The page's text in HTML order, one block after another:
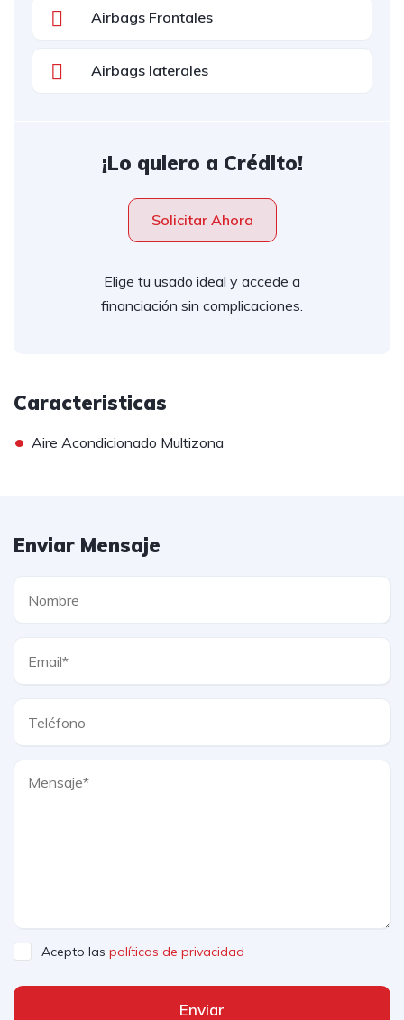
Airbags Frontales
Airbags laterales
¡Lo quiero a Crédito!
Solicitar Ahora
Elige tu usado ideal y accede a
financiación sin complicaciones.
Caracteristicas
• Aire Acondicionado Multizona
Enviar Mensaje
Acepto las políticas de privacidad
Enviar